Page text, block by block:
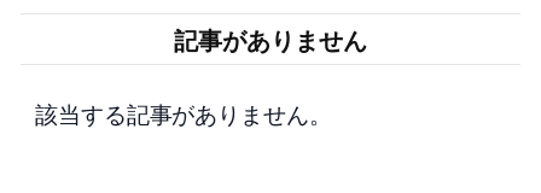
記事がありません
該当する記事がありません。